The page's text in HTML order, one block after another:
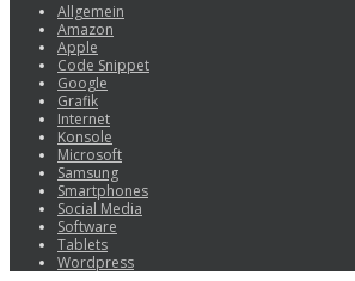
Allgemein
Amazon
Apple
Code Snippet
Google
Grafik
Internet
Konsole
Microsoft
Samsung
Smartphones
Social Media
Software
Tablets
Wordpress